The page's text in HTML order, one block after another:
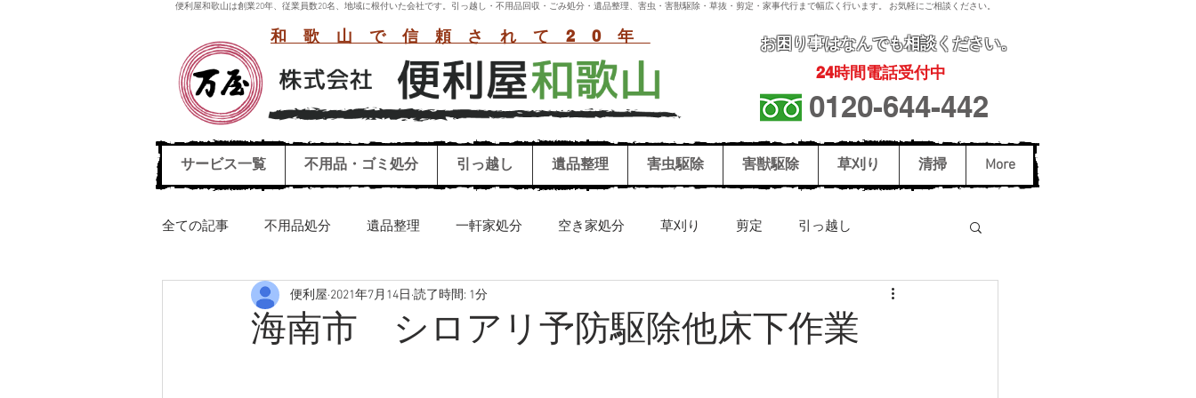
便利屋和歌山は創業20年、従業員数20名、地域に根付いた会社です。引っ越し・不用品回収・ごみ処分・遺品整理、害虫・害獣駆除・草抜・剪定・家事代行まで幅広く行います。 お気軽にご相談ください。
和歌山で信頼されて20年
24時間電話受付中
0120-644-442
お困り事はなんでも相談ください。
サービス一覧 不用品・ゴミ処分 引っ越し 遺品整理 害虫駆除 害獣駆除 草刈り 清掃 More
全ての記事 不用品処分 遺品整理 一軒家処分 空き家処分 草刈り 剪定 引っ越し
引っ越しごみ処分 ハウスクリーニング スズメバチ駆除
海南市 シロアリ予防駆除他床下作業
便利屋 2021年7月14日 読了時間: 1分